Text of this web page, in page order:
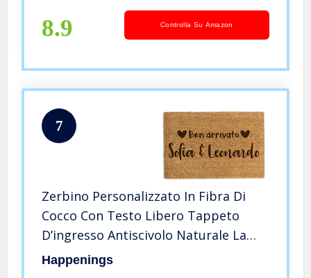
con misure 40x60x1,5 cm.
8.9 Controlla Su Amazon
7
Zerbino Personalizzato In Fibra Di
Cocco Con Testo Libero Tappeto
D’ingresso Antiscivolo Naturale La
Tua Iscrizione 40 x 60 cm (Modello 2)
Happenings